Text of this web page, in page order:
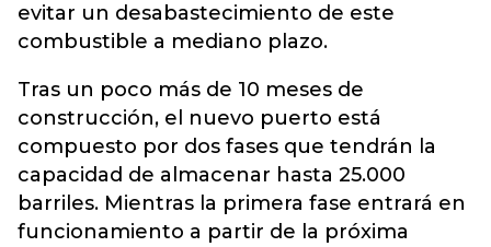
evitar un desabastecimiento de este
combustible a mediano plazo.
Tras un poco más de 10 meses de
construcción, el nuevo puerto está
compuesto por dos fases que tendrán la
capacidad de almacenar hasta 25.000
barriles. Mientras la primera fase entrará en
funcionamiento a partir de la próxima